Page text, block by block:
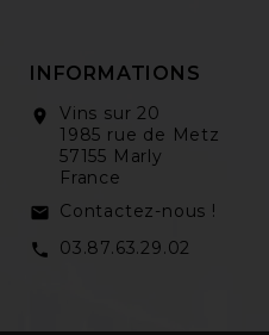
INFORMATIONS
location_on
Vins sur 20
1985 rue de Metz
57155 Marly
France
email Contactez-nous !
call 03.87.63.29.02